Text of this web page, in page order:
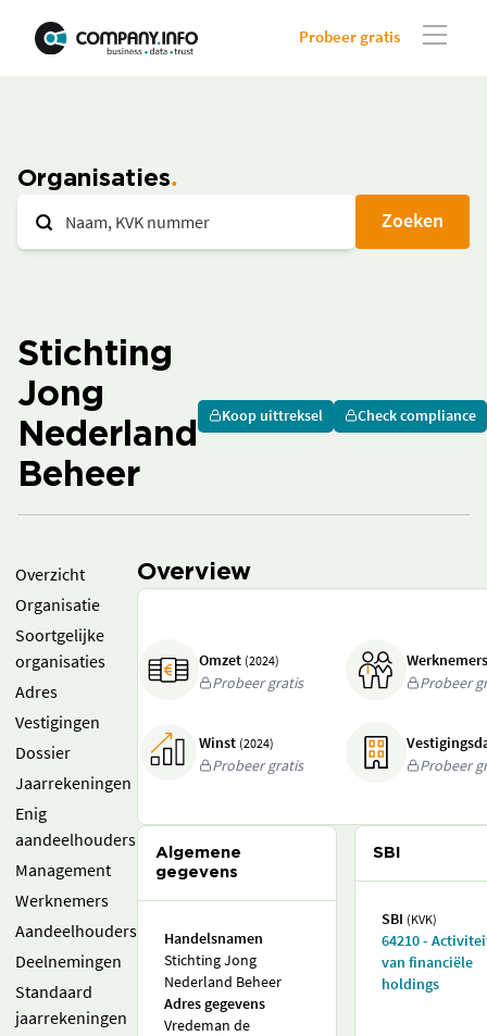
Probeer gratis
Organisaties
Zoeken
Stichting
Jong
Nederland
Beheer
Koop uittreksel Check compliance
Overzicht
Organisatie
Soortgelijke
organisaties
Adres
Vestigingen
Dossier
Jaarrekeningen
Enig
aandeelhouders
Management
Werknemers
Aandeelhouders
Deelnemingen
Standaard
jaarrekeningen
Overview
Omzet (2024)
Probeer gratis
Probeer
Winst (2024)
Probeer gratis
Probeer
Algemene
gegevens
Handelsnamen
Stichting Jong
Nederland Beheer
Adres gegevens
Vredeman de
SBI
SBI (KVK)
64210 -
van financiële
holdings